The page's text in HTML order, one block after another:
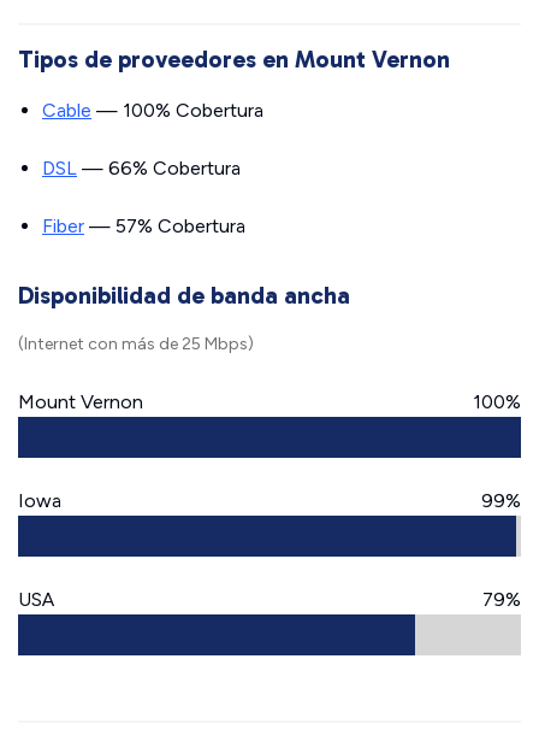
Tipos de proveedores en Mount Vernon
Cable — 100% Cobertura
DSL — 66% Cobertura
Fiber — 57% Cobertura
Disponibilidad de banda ancha
(Internet con más de 25 Mbps)
Mount Vernon 100%
Iowa 99%
USA 79%